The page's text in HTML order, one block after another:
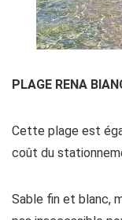
PLAGE RENA
Cette plage est
coût du
Sable fin et blanc,